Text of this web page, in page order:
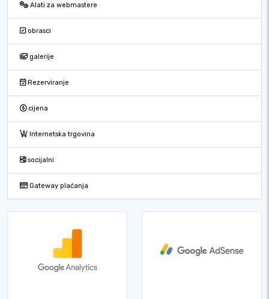
Alati za webmastere
obrasci
galerije
Rezerviranje
cijena
Internetska trgovina
socijalni
Gateway plaćanja